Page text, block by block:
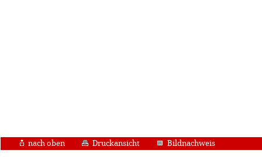
nach oben Druckansicht Bildnachweis